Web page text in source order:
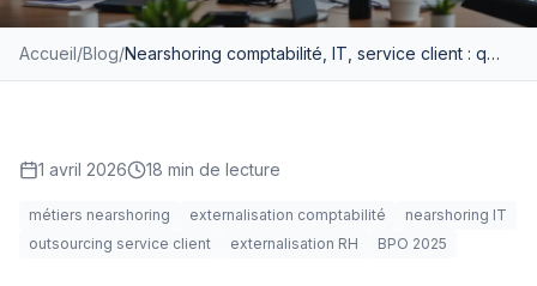
Accueil/Blog/ Nearshoring comptabilité, IT, service client : quels métiers externaliser en 2025 ?
1 avril 2026 18 min de lecture
métiers nearshoring externalisation comptabilité
nearshoring IT
outsourcing service client
externalisation RH BPO 2025